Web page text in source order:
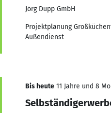
Jörg Dupp GmbH
Projektplanung
Außendienst
Bis heute 11 Jahre und 8